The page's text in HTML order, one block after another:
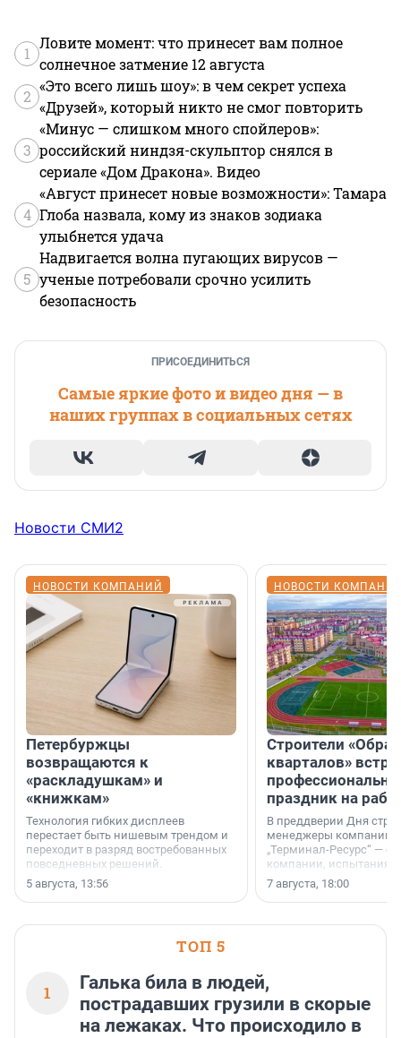
1
Ловите момент: что принесет вам полное
солнечное затмение 12 августа
2
«Это всего лишь шоу»: в чем секрет успеха
«Друзей», который никто не смог повторить
3
«Минус — слишком много спойлеров»:
российский ниндзя-скульптор снялся в
сериале «Дом Дракона». Видео
4
«Август принесет новые возможности»: Тамара
Глоба назвала, кому из знаков зодиака
улыбнется удача
5
Надвигается волна пугающих вирусов —
ученые потребовали срочно усилить
безопасность
ПРИСОЕДИНИТЬСЯ
Самые яркие фото и видео дня — в
наших группах в социальных сетях
Новости СМИ2
НОВОСТИ КОМПАНИЙ
Петербуржцы
возвращаются к
«раскладушкам» и
«книжкам»
Технология гибких дисплеев
перестает быть нишевым трендом и
переходит в разряд востребованных
повседневных решений.
5 августа, 13:56
НОВОСТИ
Строители
кварталов»
праздник на
В преддверии Дня
менеджеры компании
„Терминал-Ресурс“ — о
компании, испытаниях
осторожного
7 августа, 18:00
ТОП 5
1
Галька била в людей,
пострадавших грузили в скорые
на лежаках. Что происходило в